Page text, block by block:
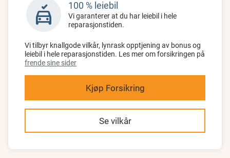
no_crash 100 % leiebil
Vi garanterer at du har leiebil i hele
reparasjonstiden.
Vi tilbyr knallgode vilkår, lynrask opptjening av bonus og
leiebil i hele reparasjonstiden. Les mer om forsikringen på
frende sine sider
Kjøp Forsikring
Se vilkår